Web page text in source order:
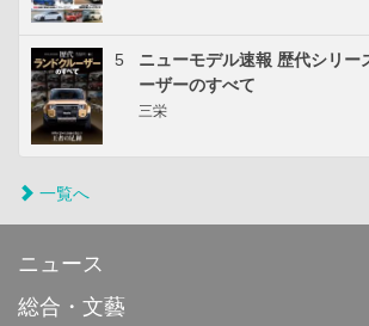
5
ニューモデル速報 歴代シリー
ーザーのすべて
三栄
一覧へ
ニュース
総合・文藝